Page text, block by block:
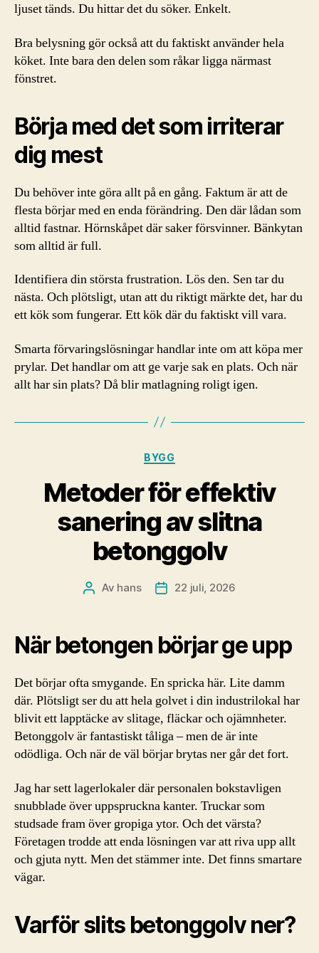
ljuset tänds. Du hittar det du söker. Enkelt.
Bra belysning gör också att du faktiskt använder hela
köket. Inte bara den delen som råkar ligga närmast
fönstret.
Börja med det som irriterar
dig mest
Du behöver inte göra allt på en gång. Faktum är att de
flesta börjar med en enda förändring. Den där lådan som
alltid fastnar. Hörnskåpet där saker försvinner. Bänkytan
som alltid är full.
Identifiera din största frustration. Lös den. Sen tar du
nästa. Och plötsligt, utan att du riktigt märkte det, har du
ett kök som fungerar. Ett kök där du faktiskt vill vara.
Smarta förvaringslösningar handlar inte om att köpa mer
prylar. Det handlar om att ge varje sak en plats. Och när
allt har sin plats? Då blir matlagning roligt igen.
Kategorier
BYGG
Metoder för effektiv
sanering av slitna
betonggolv
Inläggsförfattare
Av hans Inläggsdatum
22 juli, 2026
När betongen börjar ge upp
Det börjar ofta smygande. En spricka här. Lite damm
där. Plötsligt ser du att hela golvet i din industrilokal har
blivit ett lapptäcke av slitage, fläckar och ojämnheter.
Betonggolv är fantastiskt tåliga – men de är inte
odödliga. Och när de väl börjar brytas ner går det fort.
Jag har sett lagerlokaler där personalen bokstavligen
snubblade över uppspruckna kanter. Truckar som
studsade fram över gropiga ytor. Och det värsta?
Företagen trodde att enda lösningen var att riva upp allt
och gjuta nytt. Men det stämmer inte. Det finns smartare
vägar.
Varför slits betonggolv ner?